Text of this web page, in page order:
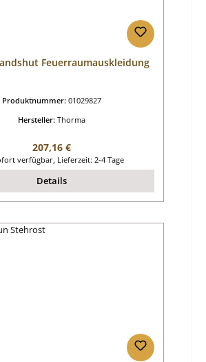
Feuerraumauskleidung
Produktnummer: 01029827
Hersteller: Thorma
Regulärer Preis:
207,16 €
verfügbar, Lieferzeit: 2-4 Tage
Details